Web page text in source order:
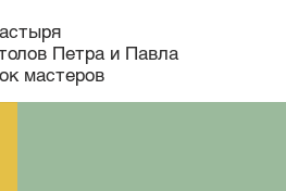
Петра и Павла
мастеров